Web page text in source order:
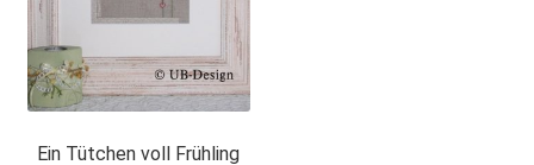
Ein Tütchen voll Frühling